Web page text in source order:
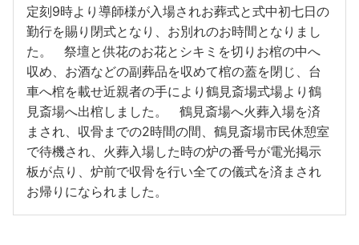
定刻9時より導師様が入場されお葬式と式中初七日の
勤行を賜り閉式となり、お別れのお時間となりまし
た。 祭壇と供花のお花とシキミを切りお棺の中へ
収め、お酒などの副葬品を収めて棺の蓋を閉じ、台
車へ棺を載せ近親者の手により鶴見斎場式場より鶴
見斎場へ出棺しました。 鶴見斎場へ火葬入場を済
まされ、収骨までの2時間の間、鶴見斎場市民休憩室
で待機され、火葬入場した時の炉の番号が電光掲示
板が点り、炉前で収骨を行い全ての儀式を済まされ
お帰りになられました。